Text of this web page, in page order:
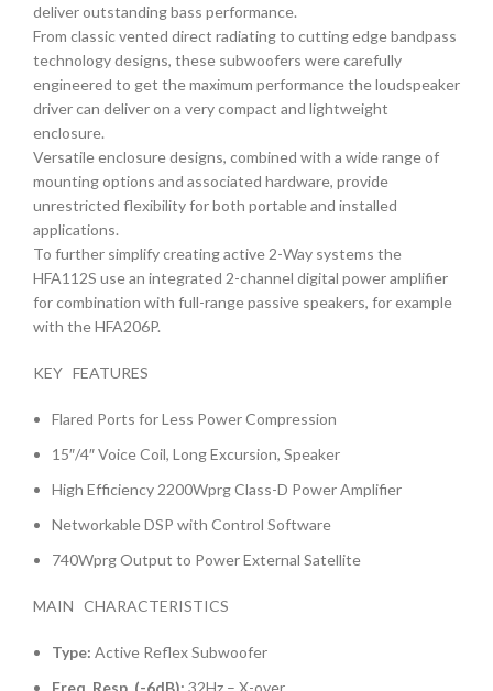
deliver outstanding bass performance.
From classic vented direct radiating to cutting edge bandpass
technology designs, these subwoofers were carefully
engineered to get the maximum performance the loudspeaker
driver can deliver on a very compact and lightweight
enclosure.
Versatile enclosure designs, combined with a wide range of
mounting options and associated hardware, provide
unrestricted flexibility for both portable and installed
applications.
To further simplify creating active 2-Way systems the
HFA112S use an integrated 2-channel digital power amplifier
for combination with full-range passive speakers, for example
with the HFA206P.
KEY FEATURES
Flared Ports for Less Power Compression
15″/4″ Voice Coil, Long Excursion, Speaker
High Efficiency 2200Wprg Class-D Power Amplifier
Networkable DSP with Control Software
740Wprg Output to Power External Satellite
MAIN CHARACTERISTICS
Type: Active Reflex Subwoofer
Freq. Resp. (-6dB): 32Hz – X-over